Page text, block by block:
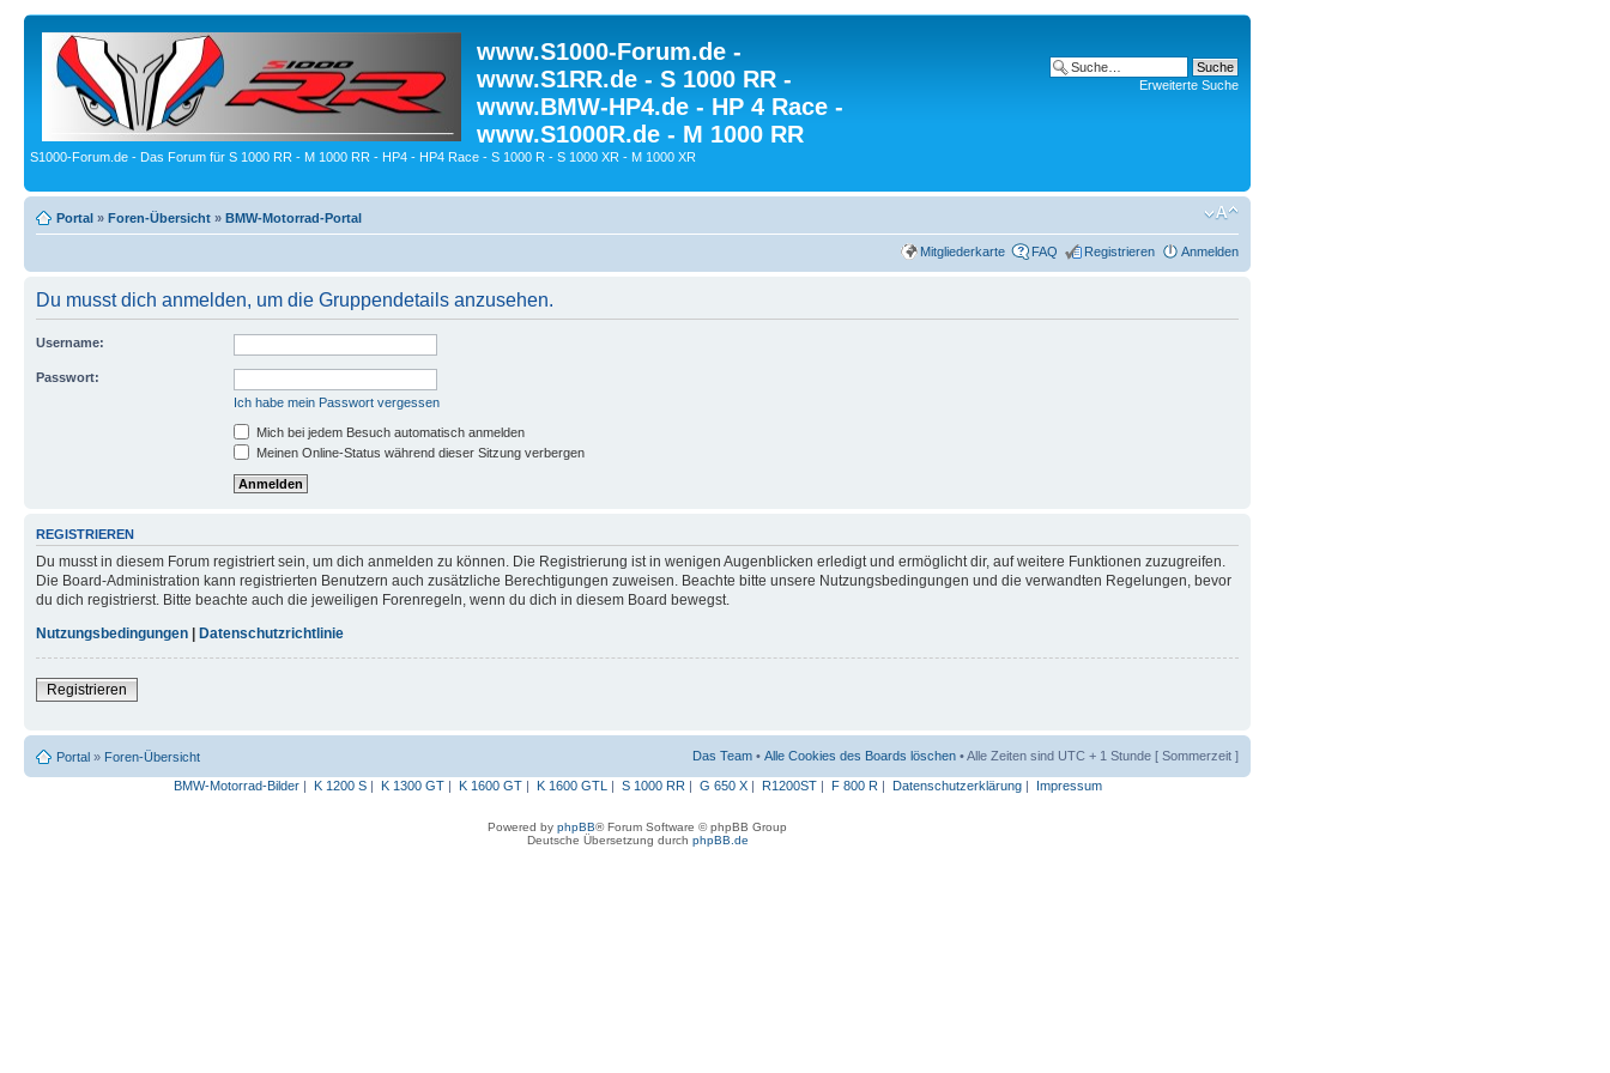
www.S1000-Forum.de -
www.S1RR.de - S 1000 RR -
www.BMW-HP4.de - HP 4 Race -
www.S1000R.de - M 1000 RR
S1000-Forum.de - Das Forum für S 1000 RR - M 1000 RR - HP4 - HP4 Race - S 1000 R - S 1000 XR - M 1000 XR
Erweiterte Suche
Portal » Foren-Übersicht » BMW-Motorrad-Portal
Mitgliederkarte FAQ Registrieren Anmelden
Du musst dich anmelden, um die Gruppendetails anzusehen.
Username:
Passwort:
Ich habe mein Passwort vergessen
Mich bei jedem Besuch automatisch anmelden
Meinen Online-Status während dieser Sitzung verbergen
REGISTRIEREN
Du musst in diesem Forum registriert sein, um dich anmelden zu können. Die Registrierung ist in wenigen Augenblicken erledigt und ermöglicht dir, auf weitere Funktionen zuzugreifen.
Die Board-Administration kann registrierten Benutzern auch zusätzliche Berechtigungen zuweisen. Beachte bitte unsere Nutzungsbedingungen und die verwandten Regelungen, bevor
du dich registrierst. Bitte beachte auch die jeweiligen Forenregeln, wenn du dich in diesem Board bewegst.
Nutzungsbedingungen
Datenschutzrichtlinie
Registrieren
Portal » Foren-Übersicht Das Team • Alle Cookies des Boards löschen • Alle Zeiten sind UTC + 1 Stunde [ Sommerzeit ]
BMW-Motorrad-Bilder| K 1200 S| K 1300 GT| K 1600 GT| K 1600 GTL | S 1000 RR | G 650 X| R1200ST| F 800 R | Datenschutzerklärung| Impressum
Powered by phpBB® Forum Software © phpBB Group
Deutsche Übersetzung durch phpBB.de